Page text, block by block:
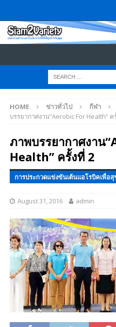
HOME ข่าวทั่วไป กีฬา
บรรยากาศงาน“Aerobic For Health” ค
ภาพบรรยากาศงาน
Health” ครั้งที่ 2
การประกวดแข่งขันเต้นแอโรบิคเพื่อ
August 31, 2016 admin